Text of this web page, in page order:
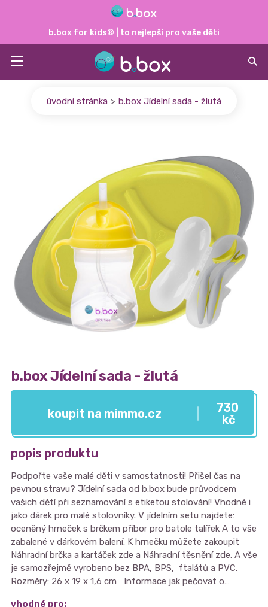
b.box for kids® | to nejlepší pro vaše děti
úvodní stránka > b.box Jídelní sada - žlutá
b.box Jídelní sada - žlutá
koupit na mimmo.cz
730
kč
popis produktu
Podpořte vaše malé děti v samostatnosti! Přišel čas na
pevnou stravu? Jídelní sada od b.box bude průvodcem
vašich dětí při seznamování s etiketou stolování! Vhodné i
jako dárek pro malé stolovníky. V jídelním setu najdete:
oceněný hrneček s brčkem příbor pro batole talířek A to vše
zabalené v dárkovém balení. K hrnečku můžete zakoupit
Náhradní brčka a kartáček zde a Náhradní těsnění zde. A vše
je samozřejmě vyrobeno bez BPA, BPS, ftalátů a PVC.
Rozměry: 26 x 19 x 1,6 cm Informace jak pečovat o…
vhodné pro: